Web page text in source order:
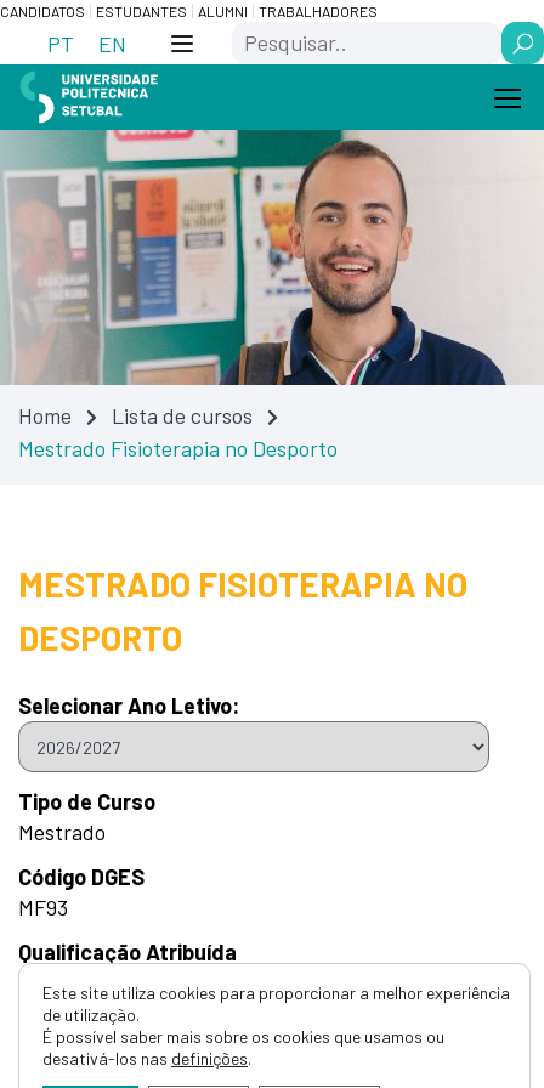
Skip
Content
Saltar
navegação
CANDIDATOS ESTUDANTES ALUMNI TRABALHADORES
PT EN Search
Home
Lista de cursos
Mestrado Fisioterapia no Desporto
MESTRADO FISIOTERAPIA NO
DESPORTO
Selecionar Ano Letivo:
Tipo de Curso
Mestrado
Código DGES
MF93
Qualificação Atribuída
Mestre
Duração
2 Anos
Este site utiliza cookies para proporcionar a melhor experiência
de utilização.
É possível saber mais sobre os cookies que usamos ou
desativá-los nas definições.